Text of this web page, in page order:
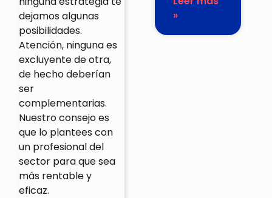
dejamos algunas
posibilidades.
Atención, ninguna es
excluyente de otra,
de hecho deberían
ser
complementarias.
Nuestro consejo es
que lo plantees con
un profesional del
sector para que sea
más rentable y
eficaz.
»